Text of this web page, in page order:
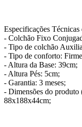
Especificações Técnicas
- Colchão Fixo
- Tipo de colchão
- Tipo de conforto:
- Altura da Base: 39cm;
- Altura Pés: 5cm;
- Garantia: 3 meses;
- Dimensões do
88x188x44cm;